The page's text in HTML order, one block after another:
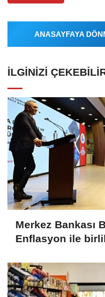
ANASAYFAYA
İLGINIZI
Merkez Bankası
Enflasyon ile